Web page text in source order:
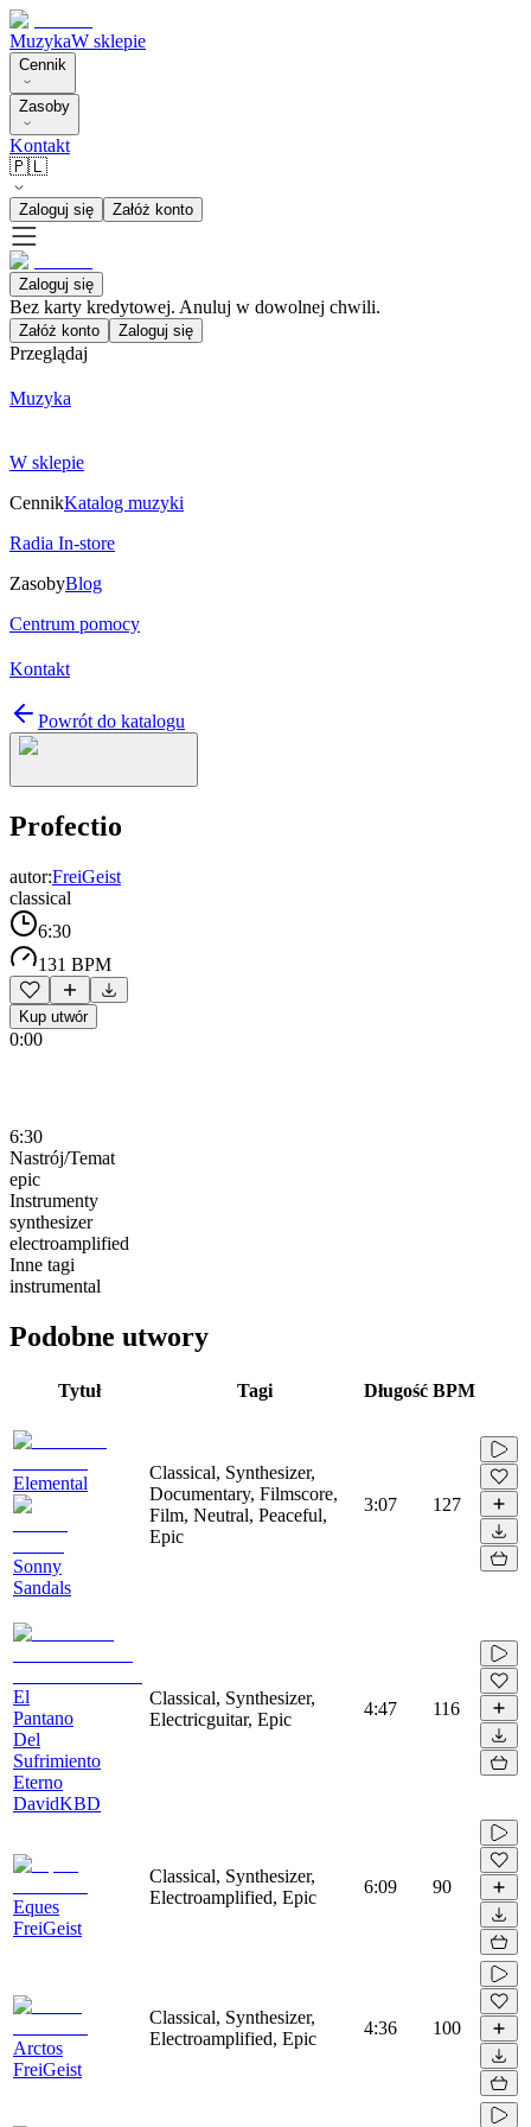
MuzykaW sklepie
Cennik
Zasoby
Kontakt
🇵🇱
Zaloguj się Załóż konto
Zaloguj się
Bez karty kredytowej. Anuluj w dowolnej chwili.
Załóż konto Zaloguj się
Przeglądaj
Muzyka
W sklepie
CennikKatalog muzyki
Radia In-store
ZasobyBlog
Centrum pomocy
Kontakt
Powrót do katalogu
Profectio
autor:FreiGeist
classical
6:30
131 BPM
Kup utwór
0:00
6:30
Nastrój/Temat
epic
Instrumenty
synthesizer
electroamplified
Inne tagi
instrumental
Podobne utwory
Tytuł Tagi Długość BPM
Elemental
Sonny
Sandals
Classical, Synthesizer,
Documentary, Filmscore,
Film, Neutral, Peaceful,
Epic
3:07 127
El
Pantano
Del
Sufrimiento
Eterno
DavidKBD
Classical, Synthesizer,
Electricguitar, Epic
4:47 116
Eques
FreiGeist
Classical, Synthesizer,
Electroamplified, Epic
6:09 90
Arctos
FreiGeist
Classical, Synthesizer,
Electroamplified, Epic
4:36 100